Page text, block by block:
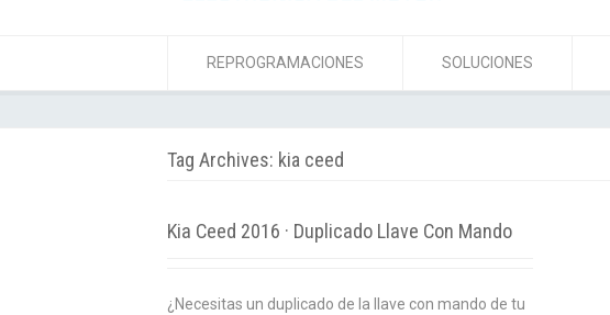
REPROGRAMACIONES SOLUCIONES
Tag Archives: kia ceed
Kia Ceed 2016 · Duplicado Llave Con Mando
¿Necesitas un duplicado de la llave con mando de tu